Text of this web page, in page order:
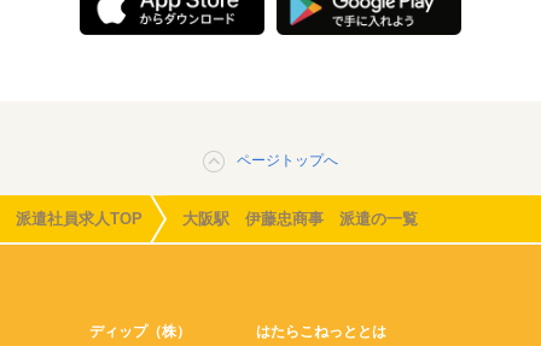
ページトップへ
派遣社員求人TOP 大阪駅 伊藤忠商事 派遣の一覧
ディップ（株） はたらこねっととは